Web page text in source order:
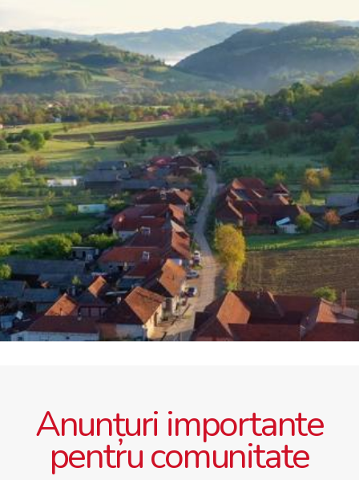
Anunțuri importante
pentru comunitate